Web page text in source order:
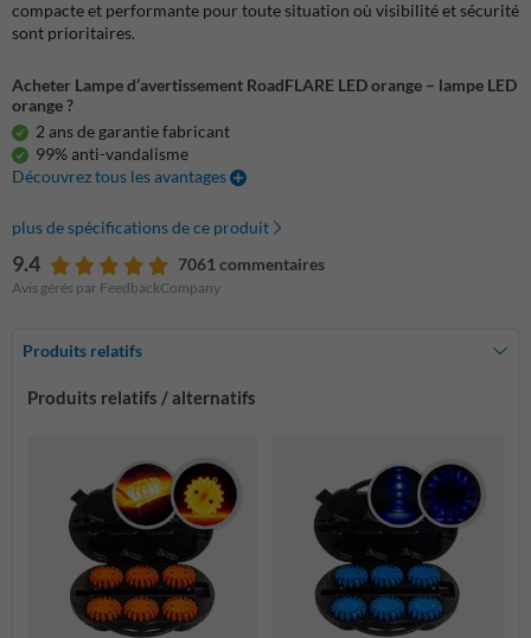
compacte et performante pour toute situation où visibilité et sécurité
sont prioritaires.
Acheter Lampe d’avertissement RoadFLARE LED orange – lampe LED
orange ?
2 ans de garantie fabricant
99% anti-vandalisme
Découvrez tous les avantages
plus de spécifications de ce produit
9.4 7061 commentaires
Avis gérés par FeedbackCompany
Produits relatifs
Produits relatifs / alternatifs